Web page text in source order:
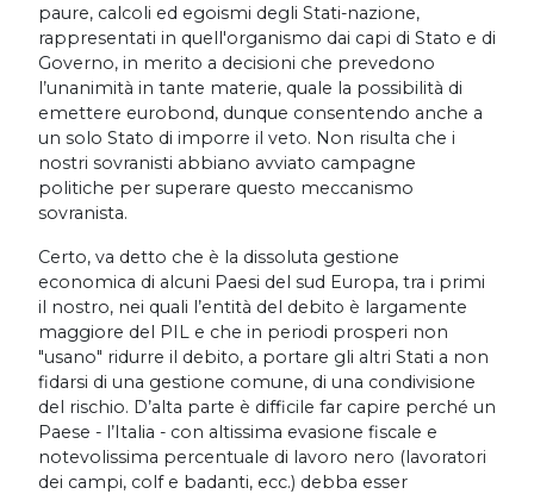
paure, calcoli ed egoismi degli Stati-nazione,
rappresentati in quell'organismo dai capi di Stato e di
Governo, in merito a decisioni che prevedono
l’unanimità in tante materie, quale la possibilità di
emettere eurobond, dunque consentendo anche a
un solo Stato di imporre il veto. Non risulta che i
nostri sovranisti abbiano avviato campagne
politiche per superare questo meccanismo
sovranista.
Certo, va detto che è la dissoluta gestione
economica di alcuni Paesi del sud Europa, tra i primi
il nostro, nei quali l’entità del debito è largamente
maggiore del PIL e che in periodi prosperi non
"usano" ridurre il debito, a portare gli altri Stati a non
fidarsi di una gestione comune, di una condivisione
del rischio. D’alta parte è difficile far capire perché un
Paese - l’Italia - con altissima evasione fiscale e
notevolissima percentuale di lavoro nero (lavoratori
dei campi, colf e badanti, ecc.) debba esser